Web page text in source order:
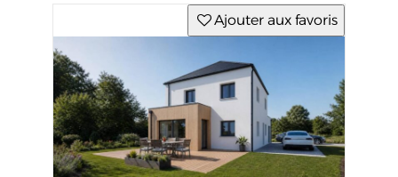
Ajouter aux favoris